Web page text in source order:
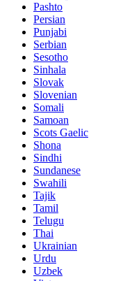
Pashto
Persian
Punjabi
Serbian
Sesotho
Sinhala
Slovak
Slovenian
Somali
Samoan
Scots Gaelic
Shona
Sindhi
Sundanese
Swahili
Tajik
Tamil
Telugu
Thai
Ukrainian
Urdu
Uzbek